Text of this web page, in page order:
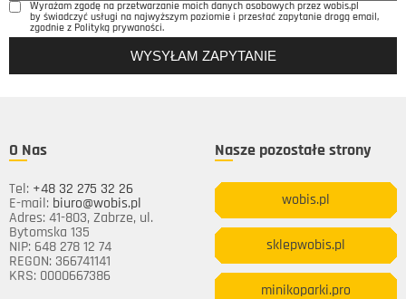
Wyrażam zgodę na przetwarzanie moich danych osobowych przez wobis.pl
by świadczyć usługi na najwyższym poziomie i przesłać zapytanie drogą email,
zgodnie z Polityką prywaności.
O Nas
Tel: +48 32 275 32 26
E-mail: biuro@wobis.pl
Adres: 41-803, Zabrze, ul.
Bytomska 135
NIP: 648 278 12 74
REGON: 366741141
KRS: 0000667386
Nasze pozostałe strony
wobis.pl
sklepwobis.pl
minikoparki.pro